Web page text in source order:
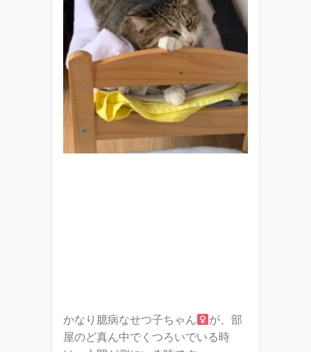
かなり臆病なせつ子ちゃん
が、部
屋のど真ん中でくつろいでいる時